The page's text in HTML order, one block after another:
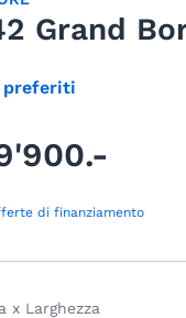
Grand
preferiti
di finanziamento
x Larghezza